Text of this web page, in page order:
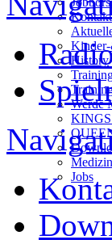
Kontakt
Kinder-
History
Werde
Jobs